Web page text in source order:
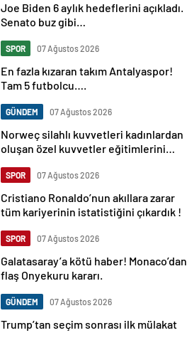
Joe Biden 6 aylık hedeflerini açıkladı.
Senato buz gibi…
SPOR 07 Ağustos 2026
En fazla kızaran takım Antalyaspor!
Tam 5 futbolcu….
GÜNDEM 07 Ağustos 2026
Norweç silahlı kuvvetleri kadınlardan
oluşan özel kuvvetler eğitimlerini
SPOR 07 Ağustos 2026
Cristiano Ronaldo’nun akıllara zarar
tüm kariyerinin istatistiğini çıkardık !
SPOR 07 Ağustos 2026
Galatasaray’a kötü haber! Monaco’dan
flaş Onyekuru kararı.
GÜNDEM 07 Ağustos 2026
Trump’tan seçim sonrası ilk mülakat